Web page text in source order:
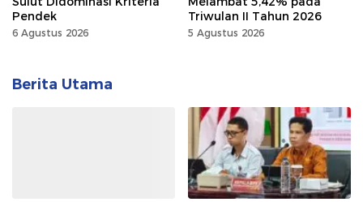
Pendek
6 Agustus 2026
Triwulan II Tahun 2026
5 Agustus 2026
Berita Utama